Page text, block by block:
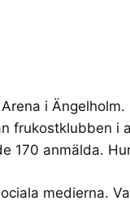
i
frukostklubben i
170 anmälda.
medierna.